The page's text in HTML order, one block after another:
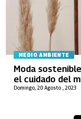
MEDIO AMBIENTE
Domingo, 20 Agosto , 2023
Moda
el cuidado del